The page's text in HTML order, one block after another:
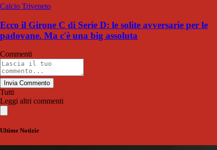
Calcio Triveneto
Ecco il Girone C di Serie D: le solite avversarie per le
padovane. Ma c'è una big assoluta
Commenti
Invia Commento
Tutti
Leggi altri commenti
Ultime Notizie